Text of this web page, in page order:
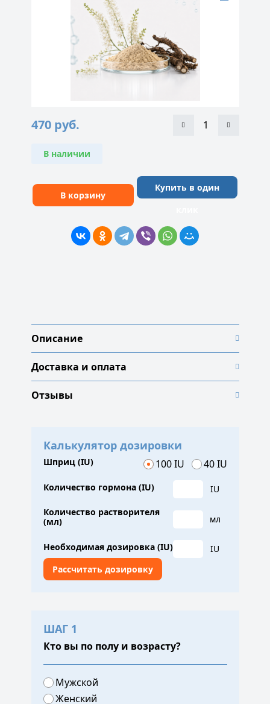
470 руб.
В наличии
В корзину
Купить в один
Описание
Доставка и оплата
Отзывы
Калькулятор дозировки
Шприц (IU) 100 IU 40 IU
Количество гормона (IU)
IU
Количество растворителя
(мл)
мл
Необходимая дозировка (IU) IU
ШАГ 1
Кто вы по полу и возрасту?
Мужской
Женский